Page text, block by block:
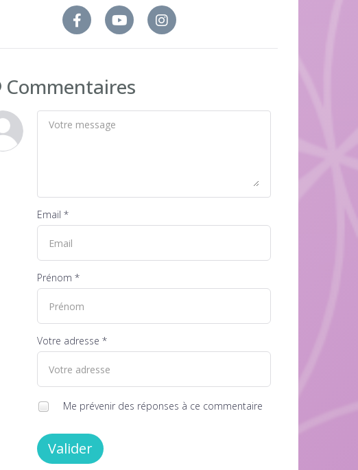
Commentaires
Email *
Prénom *
Votre adresse *
Me prévenir des réponses à ce commentaire
Valider